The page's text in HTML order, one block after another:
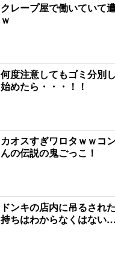
クレープ屋で働いていて
ｗ
何度注意してもゴミ分別
始めたら・・・！！
カオスすぎワロタｗｗコ
んの伝説の鬼ごっこ！
ドンキの店内に吊るされ
持ちはわからなくはない…